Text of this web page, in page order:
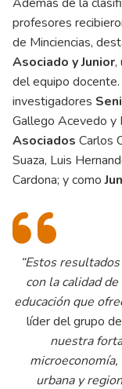
profesores
de Minciencias,
Asociado y Junior,
del equipo
investigadores
Gallego Acevedo y
Asociados Carlos
Suaza, Luis
Cardona; y como
“Estos
con la calidad
educación que
líder del grupo
nuestra
urbana y